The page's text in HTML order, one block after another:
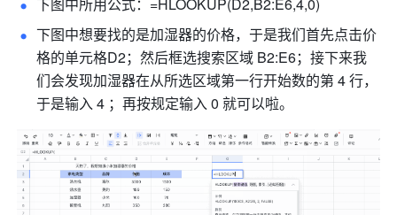
下图中所用公式：=HLOOKUP(D2,B2:E6,4,0)
下图中想要找的是加湿器的价格，于是我们首先点击价
格的单元格D2；然后框选搜索区域 B2:E6；接下来我
们会发现加湿器在从所选区域第一行开始数的第 4 行，
于是输入 4 ；再按规定输入 0 就可以啦。